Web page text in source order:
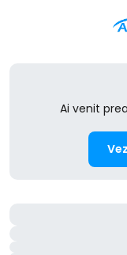
Ai venit